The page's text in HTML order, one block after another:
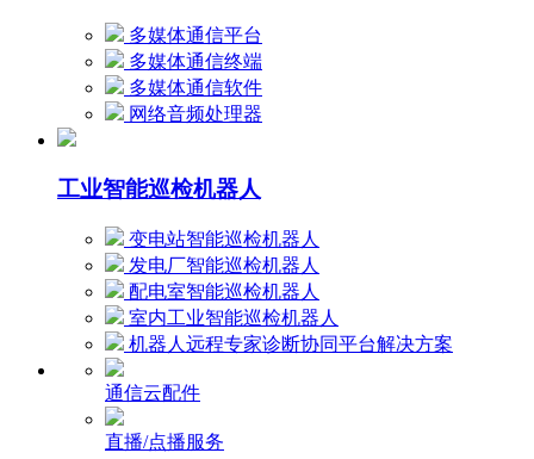
多媒体通信平台
多媒体通信终端
多媒体通信软件
网络音频处理器
工业智能巡检机器人
变电站智能巡检机器人
发电厂智能巡检机器人
配电室智能巡检机器人
室内工业智能巡检机器人
机器人远程专家诊断协同平台解决方案
通信云配件
直播/点播服务